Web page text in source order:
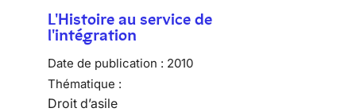
L'Histoire au service de
l'intégration
Date de publication : 2010
Thématique :
Droit d’asile